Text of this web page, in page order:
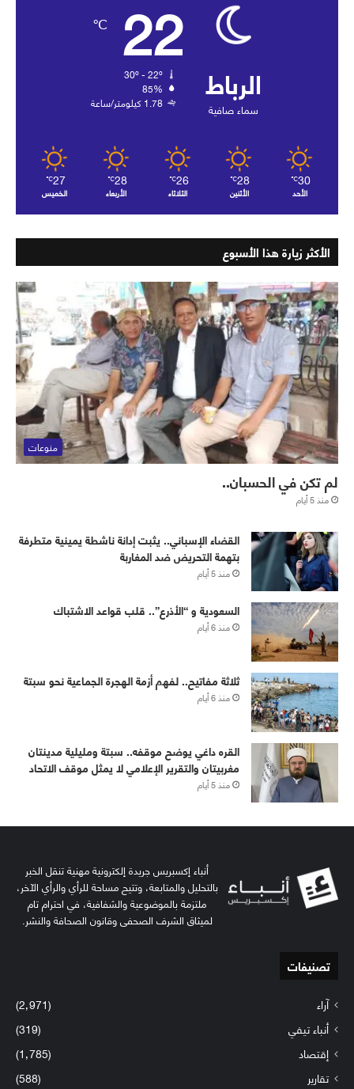
الرباط
سماء صافية
22
℃
85%
1.78 كيلومتر/ساعة
30
℃
الأحد
28
℃
الأثنين
26
℃
الثلاثاء
28
℃
الأربعاء
27
℃
الخميس
الأكثر زيارة هذا الأسبوع
منوعات
لم تكن في الحسبان..
منذ 5 أيام
القضاء الإسباني.. يثبت إدانة ناشطة يمينية متطرفة
بتهمة التحريض ضد المغاربة
منذ 5 أيام
‏⁧‫السعودية‬⁩ و “الأذرع”.. قلب قواعد الاشتباك
منذ 6 أيام
ثلاثة مفاتيح.. لفهم أزمة الهجرة الجماعية نحو سبتة
منذ 6 أيام
القره داغي يوضح موقفه.. سبتة ومليلية مدينتان
مغربيتان والتقرير الإعلامي لا يمثل موقف الاتحاد
منذ 5 أيام
أنباء إكسبريس جريدة إلكترونية مهنية تنقل الخبر
بالتحليل والمتابعة، وتتيح مساحة للرأي والرأي الآخر،
ملتزمة بالموضوعية والشفافية، في احترام تام
لميثاق الشرف الصحفي وقانون الصحافة والنشر.
تصنيفات
آراء
(2٬971)
أنباء تيفي
(319)
إقتصاد
(1٬785)
تقارير
(588)